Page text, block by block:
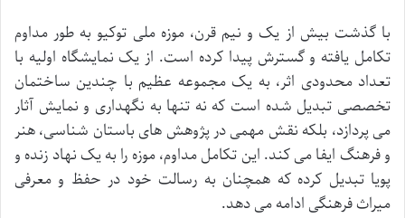
با گذشت بیش از یک و نیم قرن، موزه ملی توکیو به طور مداوم
تکامل یافته و گسترش پیدا کرده است. از یک نمایشگاه اولیه با
تعداد محدودی اثر، به یک مجموعه عظیم با چندین ساختمان
تخصصی تبدیل شده است که نه تنها به نگهداری و نمایش آثار
می پردازد، بلکه نقش مهمی در پژوهش های باستان شناسی، هنر
و فرهنگ ایفا می کند. این تکامل مداوم، موزه را به یک نهاد زنده و
پویا تبدیل کرده که همچنان به رسالت خود در حفظ و معرفی
میراث فرهنگی ادامه می دهد.